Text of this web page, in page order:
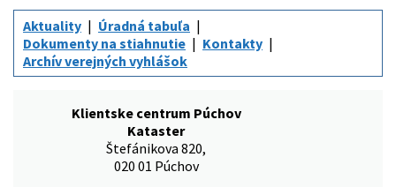
Aktuality
Úradná tabuľa
Dokumenty na stiahnutie
Kontakty
Archív verejných vyhlášok
Klientske centrum Púchov
Kataster
Štefánikova 820,
020 01 Púchov